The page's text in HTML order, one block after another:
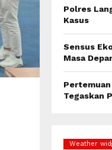
Polres
Kasus
Sensus
Masa
Pertemuan
Tegaskan
Weather